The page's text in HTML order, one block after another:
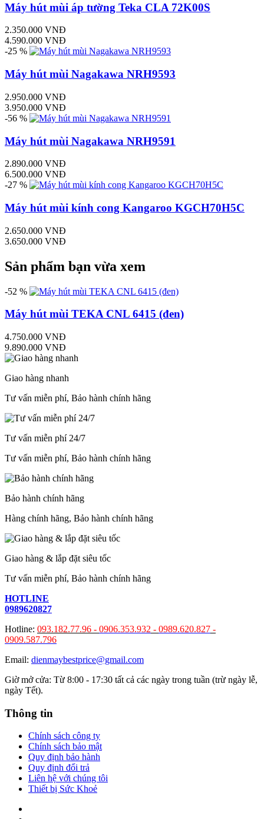
Máy hút mùi áp tường Teka CLA 72K00S
2.350.000 VNĐ
4.590.000 VNĐ
-25 %
Máy hút mùi Nagakawa NRH9593
2.950.000 VNĐ
3.950.000 VNĐ
-56 %
Máy hút mùi Nagakawa NRH9591
2.890.000 VNĐ
6.500.000 VNĐ
-27 %
Máy hút mùi kính cong Kangaroo KGCH70H5C
2.650.000 VNĐ
3.650.000 VNĐ
Sản phẩm bạn vừa xem
-52 %
Máy hút mùi TEKA CNL 6415 (đen)
4.750.000 VNĐ
9.890.000 VNĐ
Giao hàng nhanh
Tư vấn miễn phí, Bảo hành chính hãng
Tư vấn miễn phí 24/7
Tư vấn miễn phí, Bảo hành chính hãng
Bảo hành chính hãng
Hàng chính hãng, Bảo hành chính hãng
Giao hàng & lắp đặt siêu tốc
Tư vấn miễn phí, Bảo hành chính hãng
HOTLINE
0989620827
Hotline: 093.182.77.96 - 0906.353.932 - 0989.620.827 -
0909.587.796
Email: dienmaybestprice@gmail.com
Giờ mở cửa: Từ 8:00 - 17:30 tất cả các ngày trong tuần (trừ ngày lễ,
ngày Tết).
Thông tin
Chính sách công ty
Chính sách bảo mật
Quy định bảo hành
Quy định đổi trả
Liên hệ với chúng tôi
Thiết bị Sức Khoẻ